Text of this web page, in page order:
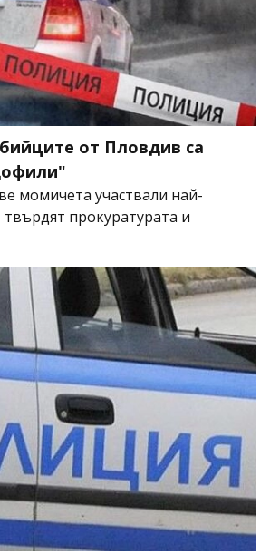
от Пловдив са
момичета участвали най-
прокуратурата и